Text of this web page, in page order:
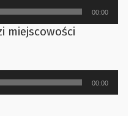
00:00
miejscowości
00:00